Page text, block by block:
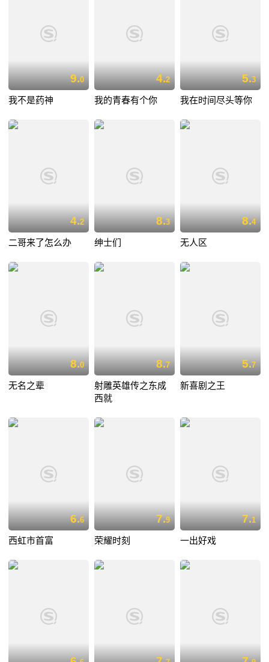
9.0
我不是药神
4.2
我的青春有个你
5.3
我在时间尽头等你
4.2
二哥来了怎么办
8.3
绅士们
8.4
无人区
8.0
无名之辈
8.7
射雕英雄传之东成
西就
5.7
新喜剧之王
6.6
西虹市首富
7.9
荣耀时刻
7.1
一出好戏